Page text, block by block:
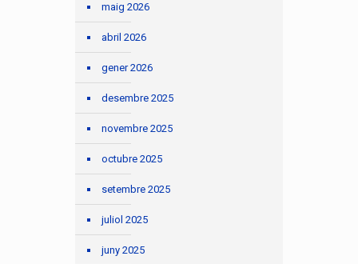
maig 2026
abril 2026
gener 2026
desembre 2025
novembre 2025
octubre 2025
setembre 2025
juliol 2025
juny 2025